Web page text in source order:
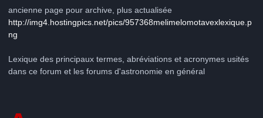
ancienne page pour archive, plus actualisée
http://img4.hostingpics.net/pics/957368melimelomotavexlexique.p
ng
Lexique des principaux termes, abréviations et acronymes usités
dans ce forum et les forums d'astronomie en général